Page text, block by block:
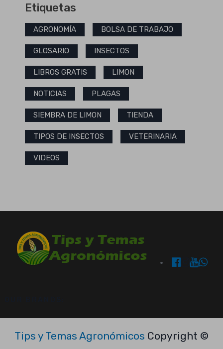
Etiquetas
AGRONOMÍA BOLSA DE TRABAJO
GLOSARIO INSECTOS
LIBROS GRATIS LIMON
NOTICIAS PLAGAS
SIEMBRA DE LIMON TIENDA
TIPOS DE INSECTOS VETERINARIA
VIDEOS
Tips y Temas Agronómicos Copyright ©